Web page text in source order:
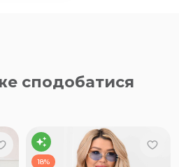
сподобатися
18%